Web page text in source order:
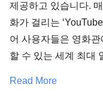
제공하고 있습니다.
화가 걸리는
어 사용자들은 영화
할 수 있는 세계 최대
Read More